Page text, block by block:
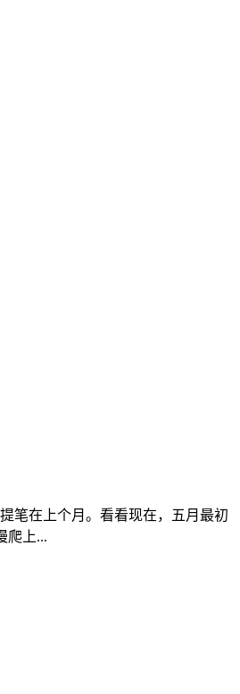
笔在上个月。看看现在，五月最初
爬上...